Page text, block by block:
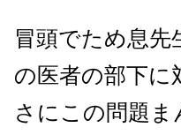
冒頭でため息
の医者の部下
さにこの問題ま